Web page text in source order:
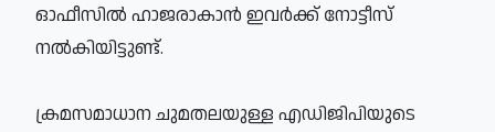
ഓഫീസില്‍ ഹാജരാകാന്‍ ഇവര്‍ക്ക് നോട്ടീസ്
നല്‍കിയിട്ടുണ്ട്.
ക്രമസമാധാന ചുമതലയുള്ള എഡിജിപിയുടെ